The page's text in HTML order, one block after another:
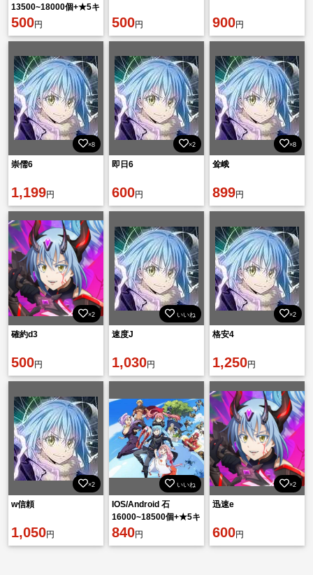
13500~18000個+★5キ
ャラ30~50体 初期垢
500円 500円 900円
×8
崇儒6
1,199円
×2
即日6
600円
×8
耸峨
899円
×2
確約d3
500円
いいね
速度J
1,030円
×2
格安4
1,250円
×2
w信頼
1,050円
いいね
IOS/Android 石
16000~18500個+★5キ
ャラ49~75体 初期垢
840円
×2
迅速e
600円